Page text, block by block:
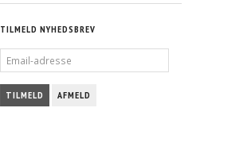
TILMELD NYHEDSBREV
ADRESSE
TILMELD AFMELD